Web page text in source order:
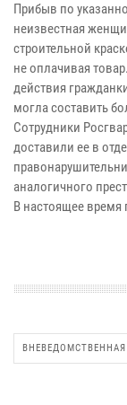
Прибыв по
неизвестная
строительной
не оплачивая
действия
могла составить
Сотрудники
доставили ее в
аналогичного
В настоящее время